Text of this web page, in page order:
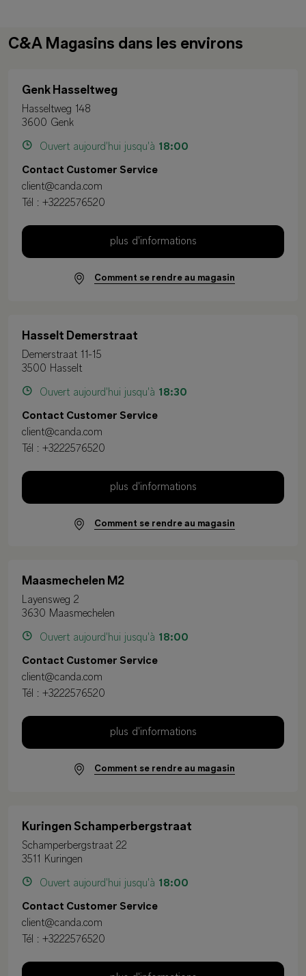
C&A Magasins dans les environs
Genk Hasseltweg
Hasseltweg 148
3600 Genk
Ouvert aujourd'hui jusqu'à 18:00
Contact Customer Service
client@canda.com
Tél : +3222576520
plus d'informations
Comment se rendre au magasin
Hasselt Demerstraat
Demerstraat 11-15
3500 Hasselt
Ouvert aujourd'hui jusqu'à 18:30
Contact Customer Service
client@canda.com
Tél : +3222576520
plus d'informations
Comment se rendre au magasin
Maasmechelen M2
Layensweg 2
3630 Maasmechelen
Ouvert aujourd'hui jusqu'à 18:00
Contact Customer Service
client@canda.com
Tél : +3222576520
plus d'informations
Comment se rendre au magasin
Kuringen Schamperbergstraat
Schamperbergstraat 22
3511 Kuringen
Ouvert aujourd'hui jusqu'à 18:00
Contact Customer Service
client@canda.com
Tél : +3222576520